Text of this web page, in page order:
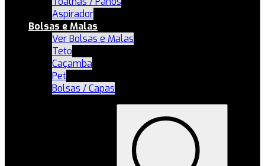
Aspirador
Bolsas e Malas
Ver Bolsas e Malas
Teto
Caçamba
Pet
Bolsas / Capas